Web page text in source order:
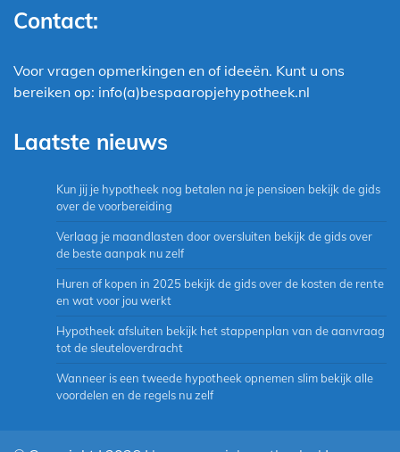
Contact:
Voor vragen opmerkingen en of ideeën. Kunt u ons
bereiken op: info(a)bespaaropjehypotheek.nl
Laatste nieuws
Kun jij je hypotheek nog betalen na je pensioen bekijk de gids
over de voorbereiding
Verlaag je maandlasten door oversluiten bekijk de gids over
de beste aanpak nu zelf
Huren of kopen in 2025 bekijk de gids over de kosten de rente
en wat voor jou werkt
Hypotheek afsluiten bekijk het stappenplan van de aanvraag
tot de sleuteloverdracht
Wanneer is een tweede hypotheek opnemen slim bekijk alle
voordelen en de regels nu zelf